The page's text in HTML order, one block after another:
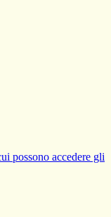
possono accedere gli